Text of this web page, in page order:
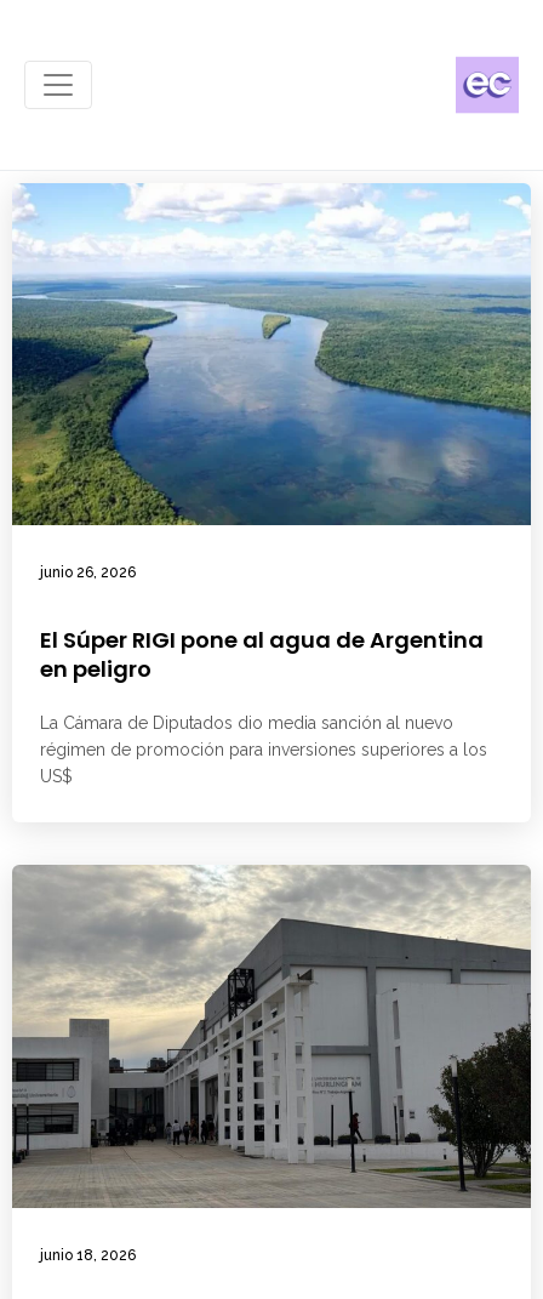
junio 26, 2026
El Súper RIGI pone al agua de Argentina
en peligro
La Cámara de Diputados dio media sanción al nuevo
régimen de promoción para inversiones superiores a los
US$
junio 18, 2026